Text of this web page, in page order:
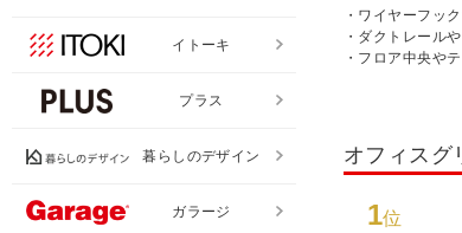
・ワイヤーフッ
・ダクトレール
・フロア中央や
オフィスグ
1位
イトーキ
プラス
暮らしのデザイン
ガラージ